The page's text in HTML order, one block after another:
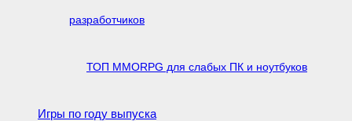
разработчиков
ТОП MMORPG для слабых ПК и ноутбуков
Игры по году выпуска